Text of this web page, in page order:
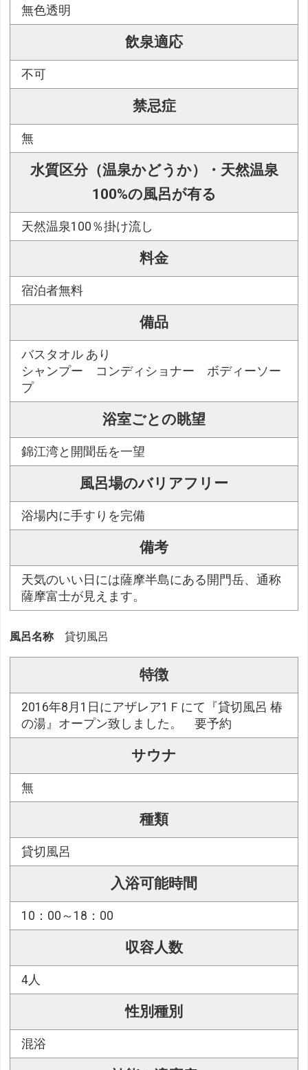
無色透明
飲泉適応
不可
禁忌症
無
水質区分（温泉かどうか）・天然温泉
100%の風呂が有る
天然温泉100％掛け流し
料金
宿泊者無料
備品
バスタオル あり
シャンプー コンディショナー ボディーソー
プ
浴室ごとの眺望
錦江湾と開聞岳を一望
風呂場のバリアフリー
浴場内に手すりを完備
備考
天気のいい日には薩摩半島にある開門岳、通称
薩摩富士が見えます。
風呂名称 貸切風呂
特徴
2016年8月1日にアザレア1Ｆにて『貸切風呂 椿
の湯』オープン致しました。 要予約
サウナ
無
種類
貸切風呂
入浴可能時間
10：00～18：00
収容人数
4人
性別種別
混浴